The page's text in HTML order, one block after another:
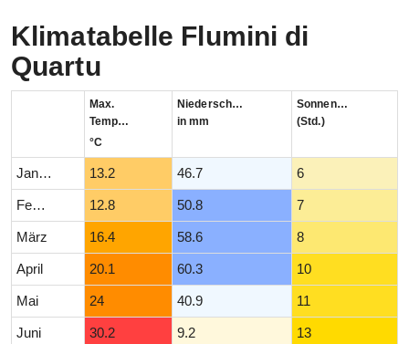
Klimatabelle Flumini di
Quartu
Max.
Temperatur
°C
Niederschlag
in mm
Sonnenstunden
(Std.)
Januar 13.2 46.7 6
Februar 12.8 50.8 7
März 16.4 58.6 8
April 20.1 60.3 10
Mai 24 40.9 11
Juni 30.2 9.2 13